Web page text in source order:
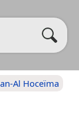
Al Hoceïma